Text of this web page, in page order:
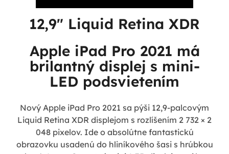
12,9" Liquid Retina XDR
Apple iPad Pro 2021 má
brilantný displej s mini-
LED podsvietením
Nový Apple iPad Pro 2021 sa pýši 12,9-palcovým
Liquid Retina XDR displejom s rozlíšením 2 732 × 2
048 pixelov. Ide o absolútne fantastickú
obrazovku usadenú do hliníkového šasi s hrúbkou